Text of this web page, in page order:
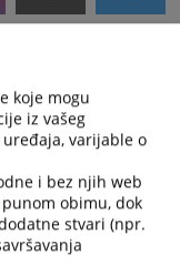
koje mogu
iz vašeg
varijable o
i bez njih web
obimu, dok
stvari (npr.